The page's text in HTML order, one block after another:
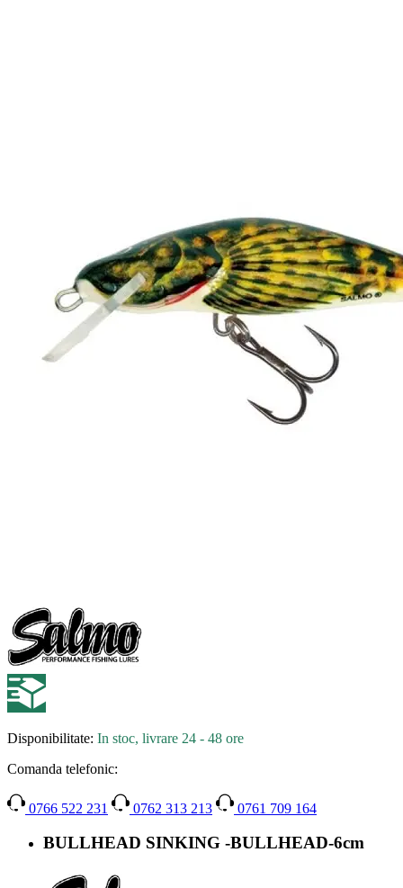
Disponibilitate: In stoc, livrare 24 - 48 ore
Comanda telefonic:
0766 522 231 0762 313 213 0761 709 164
BULLHEAD SINKING -BULLHEAD-6cm